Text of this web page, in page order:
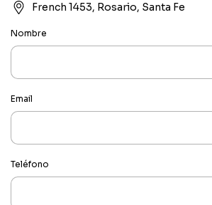
French 1453, Rosario, Santa Fe
Nombre
Email
Teléfono